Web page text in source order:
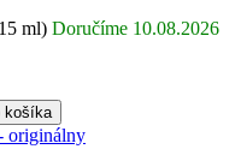
ml) Doručíme 10.08.2026
košíka